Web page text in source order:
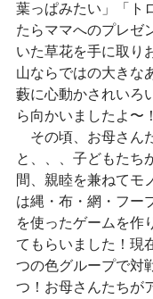
葉っぱみたい」「ト
たらママへのプレゼ
いた草花を手に取り
山ならではの大きな
藪に心動かされいろ
ら向かいましたよ〜！
その頃、お母さん
と、、、子どもたち
間、親睦を兼ねてモ
は縄・布・網・フー
を使ったゲームを作
てもらいました！現
つの色グループで対
つ！お母さんたちが